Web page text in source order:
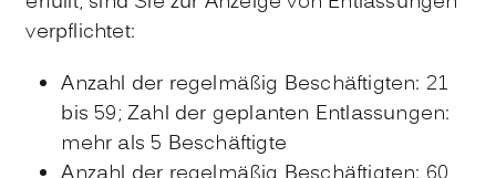
verpflichtet:
Anzahl der regelmäßig Beschäftigten: 21
bis 59; Zahl der geplanten Entlassungen:
mehr als 5 Beschäftigte